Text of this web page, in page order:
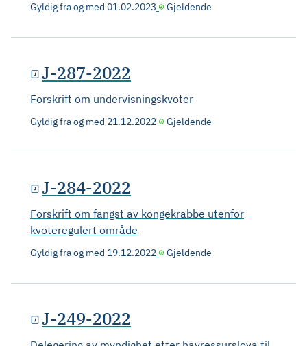
Gyldig fra og med 01.02.2023 Gjeldende
J-287-2022
Forskrift om undervisningskvoter
Gyldig fra og med 21.12.2022 Gjeldende
J-284-2022
Forskrift om fangst av kongekrabbe utenfor
kvoteregulert område
Gyldig fra og med 19.12.2022 Gjeldende
J-249-2022